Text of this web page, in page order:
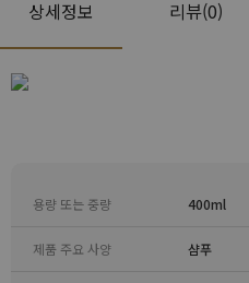
상세정보 리뷰(0)
용량 또는 중량 400ml
제품 주요 사양 샴푸